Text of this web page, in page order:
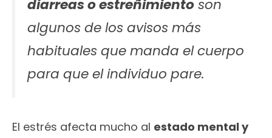
diarreas o estreñimientoson
algunos de los avisos más
habituales que manda el cuerpo
para que el individuo pare.
El estrés afecta mucho al estado mental y